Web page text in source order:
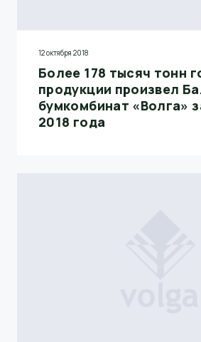
12 октября 2018
Более 178 тысяч тонн
продукции произвел
бумкомбинат «Волга»
2018 года